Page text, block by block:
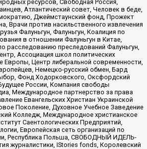
ресурсов, Свободная Россия,
Атлантический совет, Человек в беде,
Джеймстаунский фонд, Прожект
Врачи против насильственного извлечения
Фалуньгун, Фалуньгун, Коалиция по
в отношении Фалуньгун в Китае,
расследованию преследований Фалуньгун,
Ассоциация школ политических
Европы, Центр либеральной современности,
Немецко-русский обмен, Бард
Фонд Ходорковского, Оксфордский
России, Компания свободы
Международное партнерство за права
Евангельских Христиан Украинской
Поколение, Духовное Учебное Заведение
Колледж, Международное христианское
Саентологических Предприятий,
Европейская сеть организаций по
Республика Польша, СВОБОДНЫЙ ИДЕЛЬ-
журналистики, IStories fonds, Королевский